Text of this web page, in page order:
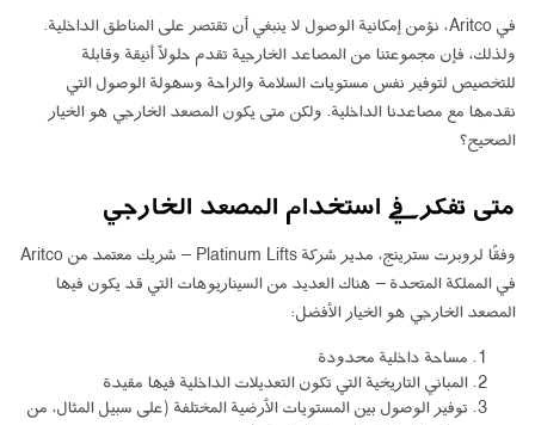
AR
في Aritco، نؤمن إمكانية الوصول لا ينبغي أن تقتصر على المناطق الداخلية.
ولذلك، فإن مجموعتنا من المصاعد الخارجية تقدم حلولاً أنيقة وقابلة
للتخصيص لتوفير نفس مستويات السلامة والراحة وسهولة الوصول التي
نقدمها مع مصاعدنا الداخلية. ولكن متى يكون المصعد الخارجي هو الخيار
الصحيح؟
متى تفكر في استخدام المصعد الخارجي
وفقًا لروبرت سترينج، مدير شركة Platinum Lifts – شريك معتمد من Aritco
في المملكة المتحدة – هناك العديد من السيناريوهات التي قد يكون فيها
المصعد الخارجي هو الخيار الأفضل:
مساحة داخلية محدودة
المباني التاريخية التي تكون التعديلات الداخلية فيها مقيدة
توفير الوصول بين المستويات الأرضية المختلفة (على سبيل المثال، من